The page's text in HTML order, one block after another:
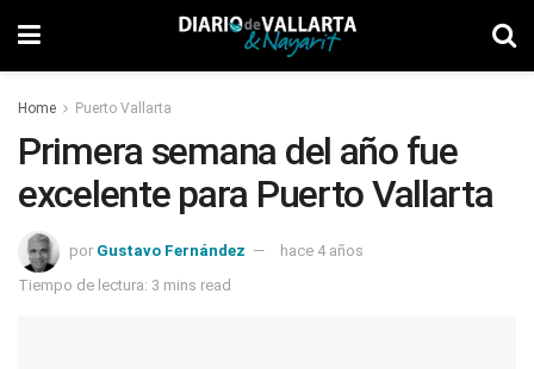
Home Puerto Vallarta
Primera semana del año fue
excelente para Puerto Vallarta
por Gustavo Fernández
hace 4 años
Tiempo de lectura: 3 mins read